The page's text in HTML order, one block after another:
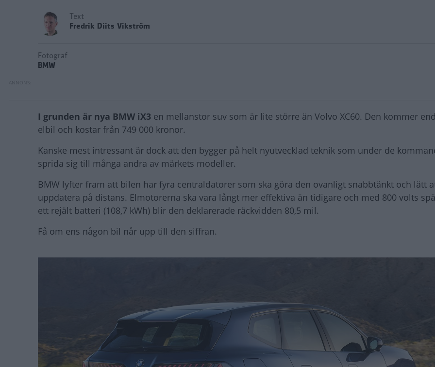
Text
Fredrik Diits Vikström
Fotograf
BMW
I grunden är nya BMW iX3 en mellanstor suv som är lite större än Volvo XC60. Den kommer
elbil och kostar från 749 000 kronor.
Kanske mest intressant är dock att den bygger på helt nyutvecklad teknik som under de
sprida sig till många andra av märkets modeller.
BMW lyfter fram att bilen har fyra centraldatorer som ska göra den ovanligt snabbtänkt och lätt
uppdatera på distans. Elmotorerna ska vara långt mer effektiva än tidigare och med 800 volts
ett rejält batteri (108,7 kWh) blir den deklarerade räckvidden 80,5 mil.
Få om ens någon bil når upp till den siffran.